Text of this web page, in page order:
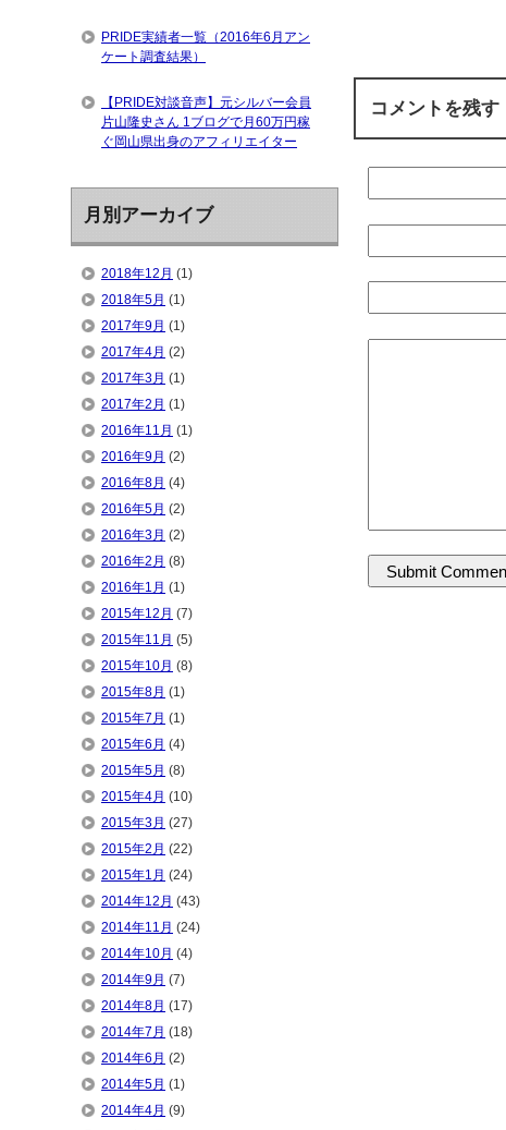
コメントを残す
PRIDE実績者一覧（2016年6月アン
ケート調査結果）
【PRIDE対談音声】元シルバー会員
片山隆史さん 1ブログで月60万円稼
ぐ岡山県出身のアフィリエイター
月別アーカイブ
2018年12月 (1)
2018年5月 (1)
2017年9月 (1)
2017年4月 (2)
2017年3月 (1)
2017年2月 (1)
2016年11月 (1)
2016年9月 (2)
2016年8月 (4)
2016年5月 (2)
2016年3月 (2)
2016年2月 (8)
2016年1月 (1)
2015年12月 (7)
2015年11月 (5)
2015年10月 (8)
2015年8月 (1)
2015年7月 (1)
2015年6月 (4)
2015年5月 (8)
2015年4月 (10)
2015年3月 (27)
2015年2月 (22)
2015年1月 (24)
2014年12月 (43)
2014年11月 (24)
2014年10月 (4)
2014年9月 (7)
2014年8月 (17)
2014年7月 (18)
2014年6月 (2)
2014年5月 (1)
2014年4月 (9)